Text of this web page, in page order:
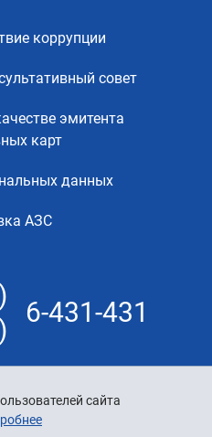
сайта
коррупции
совет
эмитента
карт
данных
АЗС
6-431-431